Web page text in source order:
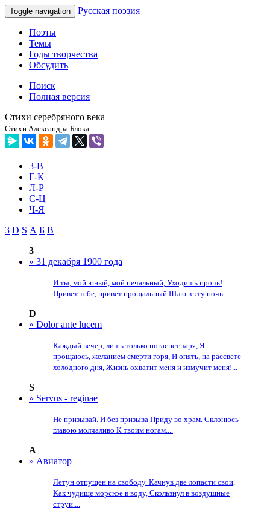
Toggle navigation Русская поэзия
Поэты
Темы
Годы творчества
Обсудить
Поиск
Полная версия
Стихи серебряного века
Стихи Александра Блока
3-В
Г-К
Л-Р
С-Ц
Ч-Я
3 D S А Б В
3
» 31 декабря 1900 года
И ты, мой юный, мой печальный, Уходишь прочь!
Привет тебе, привет прощальный Шлю в эту ночь....
D
» Dolor ante lucem
Каждый вечер, лишь только погаснет заря, Я
прощаюсь, желанием смерти горя, И опять, на рассвете
холодного дня, Жизнь охватит меня и измучит меня!...
S
» Servus - reginae
Не призывай. И без призыва Приду во храм. Склонюсь
главою молчаливо К твоим ногам....
А
» Авиатор
Летун отпущен на свободу. Качнув две лопасти свои,
Как чудище морское в воду, Скользнул в воздушные
струи....